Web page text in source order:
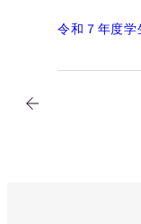
令和７年度学